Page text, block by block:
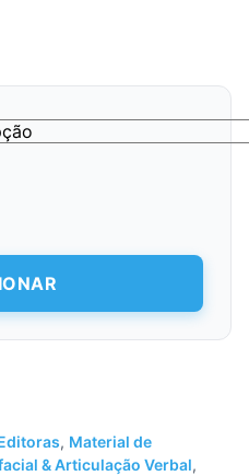
, Material de
& Articulação Verbal,